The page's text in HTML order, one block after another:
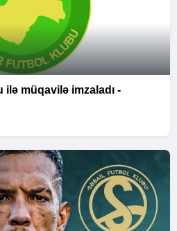
müqavilə imzaladı -